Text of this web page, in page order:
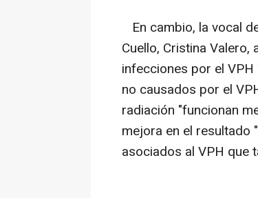
En cambio, la vocal
Cuello, Cristina
infecciones por el
no causados por el
radiación "funcionan
mejora en el resultado
asociados al VPH que